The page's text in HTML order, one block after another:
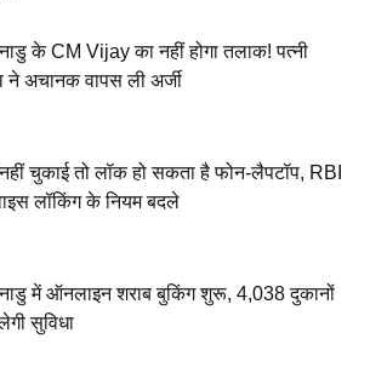
के CM Vijay का नहीं होगा तलाक! पत्नी
ने अचानक वापस ली अर्जी
चुकाई तो लॉक हो सकता है फोन-लैपटॉप, RBI
लॉकिंग के नियम बदले
में ऑनलाइन शराब बुकिंग शुरू, 4,038 दुकानों
सुविधा